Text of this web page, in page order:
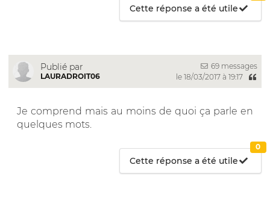
Cette réponse a été utile
Publié par
LAURADROIT06
69 messages
le 18/03/2017 à 19:17
Je comprend mais au moins de quoi ça parle en
quelques mots.
Cette réponse a été utile
0